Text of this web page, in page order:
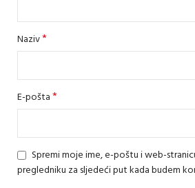
Naziv*
E-pošta*
Spremi moje ime, e-poštu i web-
pregledniku za sljedeći put kada budem